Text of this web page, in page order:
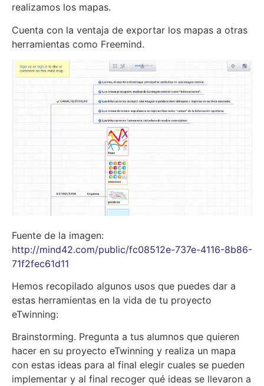
realizamos los mapas.
Cuenta con la ventaja de exportar los mapas a otras
herramientas como Freemind.
Fuente de la imagen:
http://mind42.com/public/fc08512e-737e-4116-8b86-
71f2fec61d11
Hemos recopilado algunos usos que puedes dar a
estas herramientas en la vida de tu proyecto
eTwinning:
Brainstorming. Pregunta a tus alumnos que quieren
hacer en su proyecto eTwinning y realiza un mapa
con estas ideas para al final elegir cuales se pueden
implementar y al final recoger qué ideas se llevaron a